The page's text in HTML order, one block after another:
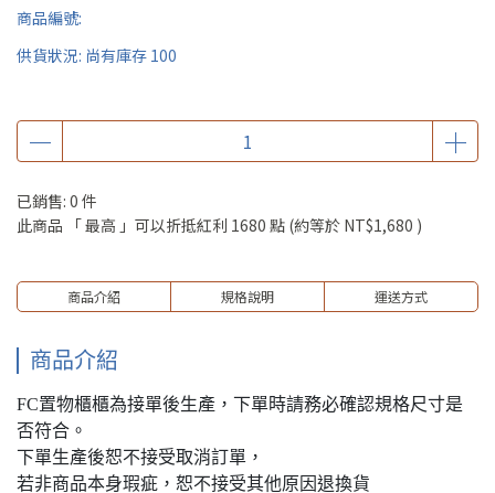
商品編號:
供貨狀況: 尚有庫存 100
已銷售: 0 件
此商品 「 最高 」可以折抵紅利 1680 點 (約等於 NT$1,680 )
商品介紹 規格說明 運送方式
商品介紹
FC置物櫃櫃為接單後生產，下單時請務必確認規格尺寸是
否符合。
下單生產後恕不接受取消訂單，
若非商品本身瑕疵，恕不接受其他原因退換貨